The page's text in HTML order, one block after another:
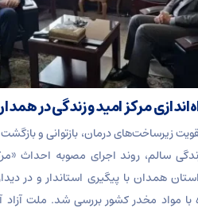
مرکز امید و زندگی در
زیرساخت‌های درمان، بازتوانی و بازگشت
سالم، روند اجرای مصوبه احداث
همدان با پیگیری استاندار و در
با مواد مخدر کشور بررسی شد. ملت آزاد